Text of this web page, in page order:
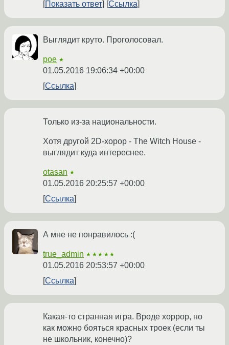
Показать ответ Ссылка
Выглядит круто. Проголосовал.
poe ★
01.05.2016 19:06:34 +00:00
Ссылка
Только из-за национальности.
Хотя другой 2D-хорор - The Witch House -
выглядит куда интереснее.
otasan ★
01.05.2016 20:25:57 +00:00
Ссылка
А мне не понравилось :(
true_admin ★★★★★
01.05.2016 20:53:57 +00:00
Ссылка
Какая-то странная игра. Вроде хоррор, но
как можно бояться красных троек (если ты
не школьник, конечно)?